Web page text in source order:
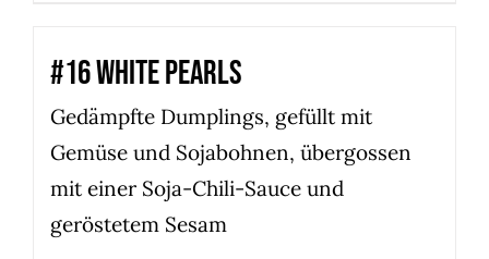
#16 WHITE PEARLS
Gedämpfte Dumplings, gefüllt mit
Gemüse und Sojabohnen, übergossen
mit einer Soja-Chili-Sauce und
geröstetem Sesam